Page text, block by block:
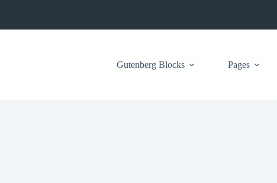
Gutenberg Blocks Pages